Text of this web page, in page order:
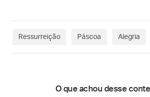
Ressurreição Páscoa Alegria
O que achou desse